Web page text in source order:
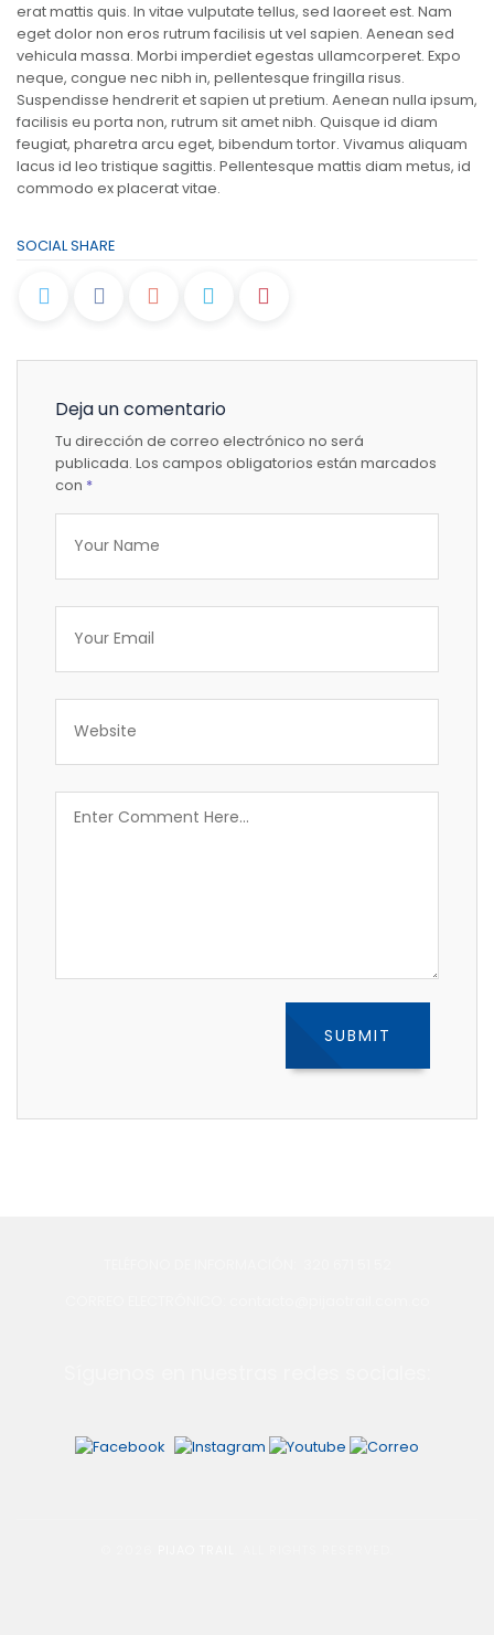
erat mattis quis. In vitae vulputate tellus, sed laoreet est. Nam
eget dolor non eros rutrum facilisis ut vel sapien. Aenean sed
vehicula massa. Morbi imperdiet egestas ullamcorperet. Expo
neque, congue nec nibh in, pellentesque fringilla risus.
Suspendisse hendrerit et sapien ut pretium. Aenean nulla ipsum,
facilisis eu porta non, rutrum sit amet nibh. Quisque id diam
feugiat, pharetra arcu eget, bibendum tortor. Vivamus aliquam
lacus id leo tristique sagittis. Pellentesque mattis diam metus, id
commodo ex placerat vitae.
SOCIAL SHARE
Deja un comentario
Tu dirección de correo electrónico no será
publicada. Los campos obligatorios están marcados
con *